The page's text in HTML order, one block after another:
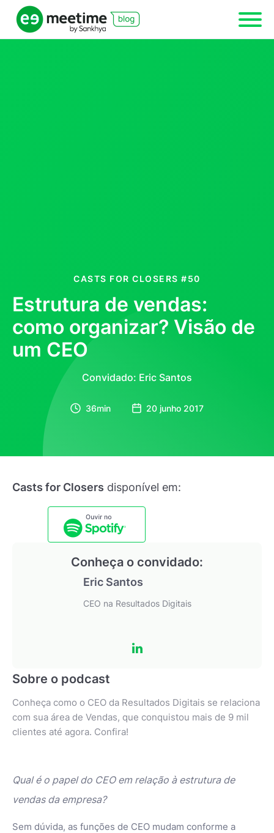
CASTS FOR CLOSERS#50
Estrutura de vendas:
como organizar? Visão de
um CEO
Convidado: Eric Santos
36min 20 junho 2017
Qual é o papel do CEO em relação à estrutura de
vendas da empresa?
Sem dúvida, as funções de CEO mudam conforme a
Conheça o convidado:
Eric Santos
CEO na Resultados Digitais
Sobre o podcast
Conheça como o CEO da Resultados Digitais se relaciona
com sua área de Vendas, que conquistou mais de 9 mil
clientes até agora. Confira!
Casts for Closers disponível em: